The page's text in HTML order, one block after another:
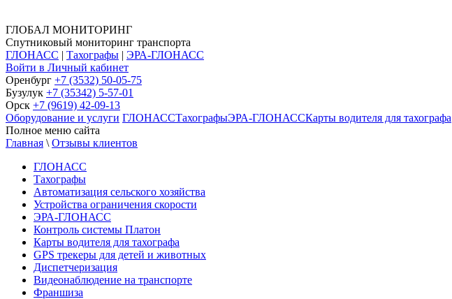
ГЛОБАЛ МОНИТОРИНГ
Спутниковый мониторинг транспорта
ГЛОНАСС | Тахографы | ЭРА-ГЛОНАСС
Войти в Личный кабинет
Оренбург +7 (3532) 50-05-75
Бузулук +7 (35342) 5-57-01
Орск +7 (9619) 42-09-13
Оборудование и услуги ГЛОНАССТахографыЭРА-ГЛОНАССКарты водителя для тахографа
Полное меню сайта
Главная \ Отзывы клиентов
ГЛОНАСС
Тахографы
Автоматизация сельского хозяйства
Устройства ограничения скорости
ЭРА-ГЛОНАСС
Контроль системы Платон
Карты водителя для тахографа
GPS трекеры для детей и животных
Диспетчеризация
Видеонаблюдение на транспорте
Франшиза